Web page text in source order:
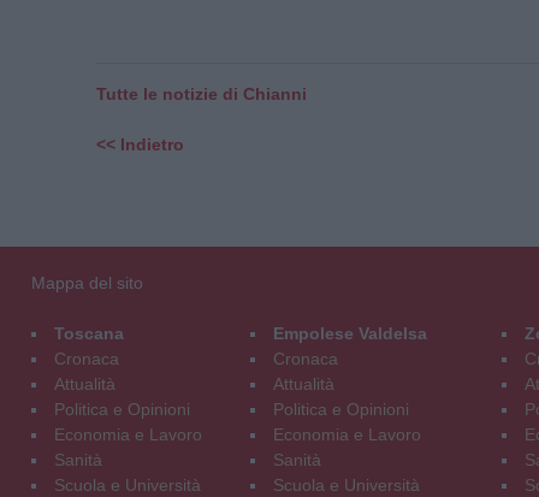
Tutte le notizie di Chianni
<< Indietro
Mappa del sito
Toscana
Cronaca
Attualità
Politica e Opinioni
Economia e Lavoro
Sanità
Scuola e Università
Empolese Valdelsa
Cronaca
Attualità
Politica e Opinioni
Economia e Lavoro
Sanità
Scuola e Università